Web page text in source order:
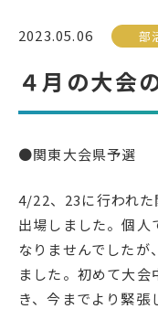
受検生の方へ
年間スケジュール
教科ガイド
事務室より
保護者の方へ
地域の皆様へ
2023.05.06 部
４月の大会
●関東大会県予選
4/22、23に行われ
出場しました。個人
なりませんでしたが
ました。初めて大
き、今までより緊張